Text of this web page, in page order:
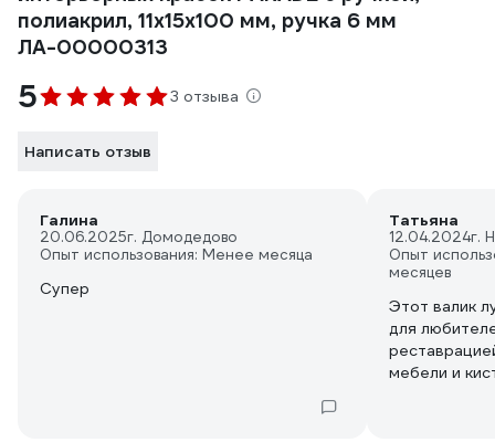
полиакрил, 11х15х100 мм, ручка 6 мм
ЛА-00000313
5 3 отзыва
Написать отзыв
Галина
20.06.2025г. Домодедово
Опыт использования: Менее месяца
Супер
Татьяна
12.04.2024г.
Опыт
месяцев
Этот валик
для
мебели и